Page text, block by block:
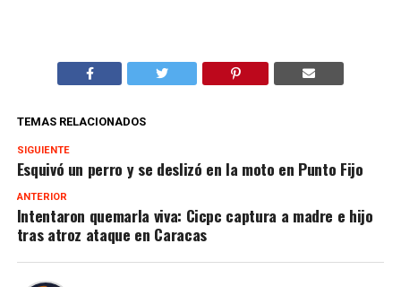
TEMAS RELACIONADOS
SIGUIENTE
Esquivó un perro y se deslizó en la moto en Punto Fijo
ANTERIOR
Intentaron quemarla viva: Cicpc captura a madre e hijo
tras atroz ataque en Caracas